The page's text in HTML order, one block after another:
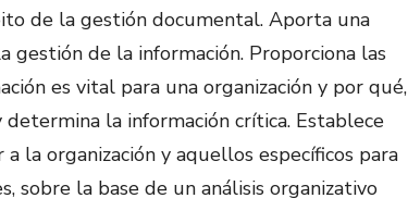
de la gestión documental. Aporta una
de la información. Proporciona las
es vital para una organización y por qué,
la información crítica. Establece
la organización y aquellos específicos para
sobre la base de un análisis organizativo